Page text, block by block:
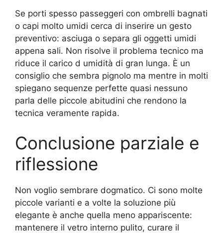
Se porti spesso passeggeri con ombrelli bagnati
o capi molto umidi cerca di inserire un gesto
preventivo: asciuga o separa gli oggetti umidi
appena sali. Non risolve il problema tecnico ma
riduce il carico d umidità di gran lunga. È un
consiglio che sembra pignolo ma mentre in molti
spiegano sequenze perfette quasi nessuno
parla delle piccole abitudini che rendono la
tecnica veramente rapida.
Conclusione parziale e
riflessione
Non voglio sembrare dogmatico. Ci sono molte
piccole varianti e a volte la soluzione più
elegante è anche quella meno appariscente:
mantenere il vetro interno pulito, curare il